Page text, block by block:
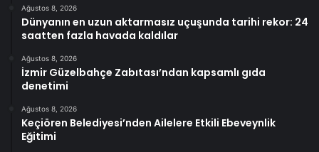
Ağustos 8, 2026
Dünyanın en uzun aktarmasız uçuşunda tarihi rekor: 24
saatten fazla havada kaldılar
Ağustos 8, 2026
İzmir Güzelbahçe Zabıtası’ndan kapsamlı gıda
denetimi
Ağustos 8, 2026
Keçiören Belediyesi’nden Ailelere Etkili Ebeveynlik
Eğitimi